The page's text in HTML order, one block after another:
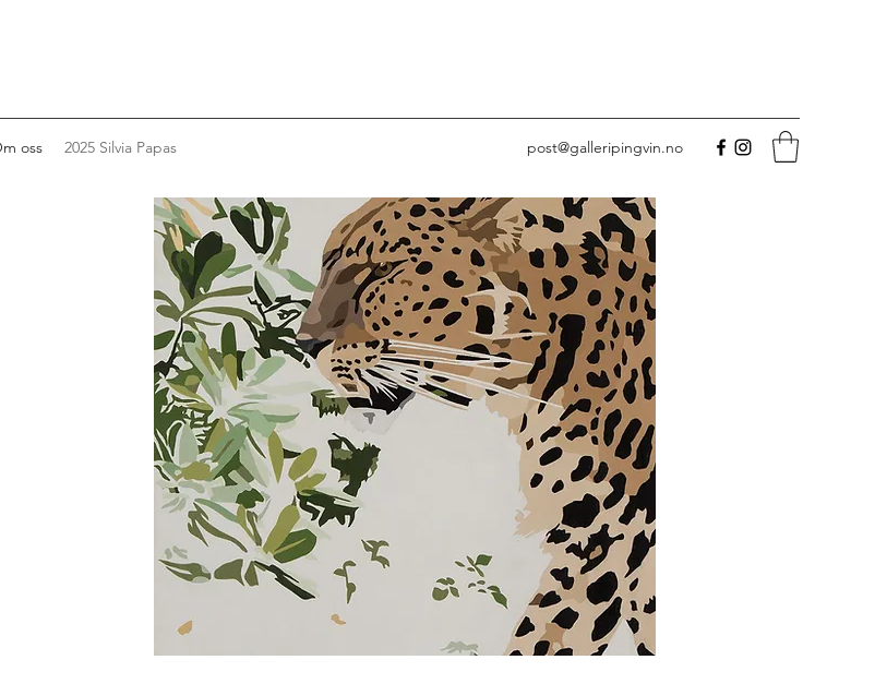
oss 2025 Silvia Papas post@galleripingvin.no